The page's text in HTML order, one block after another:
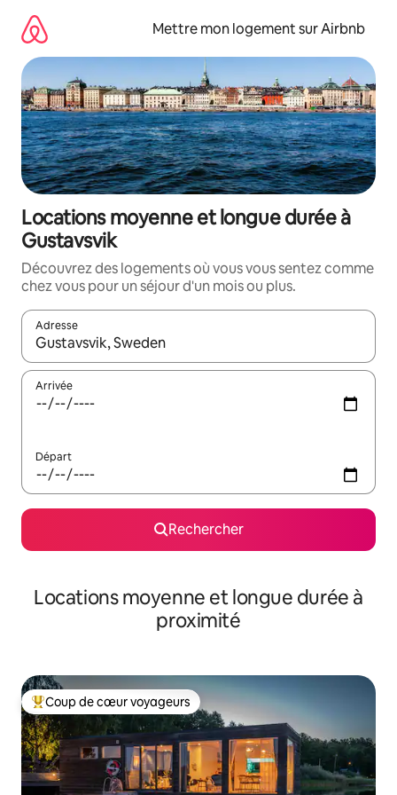
directement
contenu
Mettre mon logement sur Airbnb
Locations moyenne et longue durée à
Gustavsvik
Découvrez des logements où vous vous sentez comme
chez vous pour un séjour d'un mois ou plus.
Adresse
Lorsque les résultats s'affichent, utilisez les flèches vers le
Arrivée
Départ
Rechercher
Locations moyenne et longue durée à
proximité
Coups de cœur voyageurs les plus appréciés
Coup de cœur voyageurs